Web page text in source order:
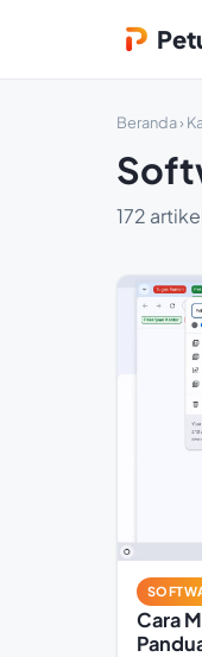
Beranda›
172
Cara